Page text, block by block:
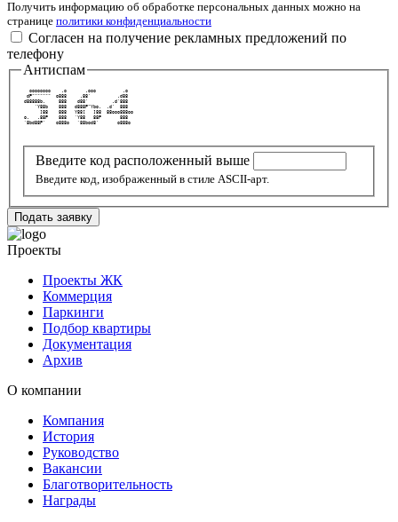
Получить информацию об обработке персональных данных можно на
странице политики конфиденциальности
Согласен на получение рекламных предложений по
телефону
Антиспам
   oooooooo    .o       .ooo          .o
  dP"""""""  o888     .88'          .d88
d88888b.     888    d88'         .d'888
     `Y88b    888   d888P"Ybo.  .d'  888
       ]88    888   Y88[   ]88  88ooo888oo
o.   .88P    888   `Y88   88P       888
`8bd88P'    o888o   `88bod8'       o888o
Введите код расположенный выше
Введите код, изображенный в стиле ASCII-арт.
Подать заявку
Проекты
Проекты ЖК
Коммерция
Паркинги
Подбор квартиры
Документация
Архив
О компании
Компания
История
Руководство
Вакансии
Благотворительность
Награды